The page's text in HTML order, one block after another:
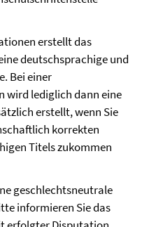
erstellt das
deutschsprachige und
Bei einer
wird lediglich dann eine
erstellt, wenn Sie
korrekten
Titels zukommen
geschlechtsneutrale
informieren Sie das